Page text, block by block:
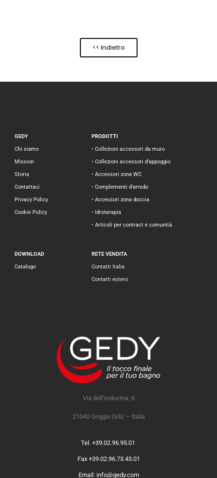
<< Indietro
GEDY
Chi siamo
Mission
Storia
Contattaci
Privacy Policy
Cookie Policy
PRODOTTI
• Collezioni accessori da muro
• Collezioni accessori d’appoggio
• Accessori zona WC
• Complementi d’arredo
• Accessori zona doccia
• Idroterapia
• Articoli per contract e comunità
DOWNLOAD
Catalogo
RETE VENDITA
Contatti Italia
Contatti estero
Via dell’Industria, 6
21040 Origgio (VA) – Italia
Tel. +39.02.96.95.01
Fax +39.02.96.73.43.01
Email: info@gedy.com